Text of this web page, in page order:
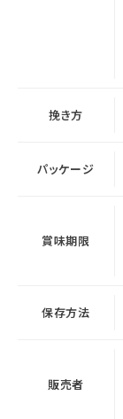
挽き方
パッケージ
賞味期限
保存方法
販売者